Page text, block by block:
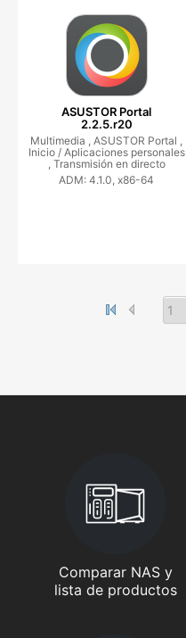
ASUSTOR Portal
2.2.5.r20
Multimedia , ASUSTOR Portal ,
Inicio / Aplicaciones personales
Transmisión en directo
ADM: 4.1.0, x86-64
Comparar NAS y
lista de productos